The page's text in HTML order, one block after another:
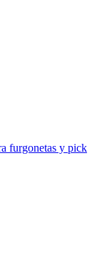
furgonetas y pick